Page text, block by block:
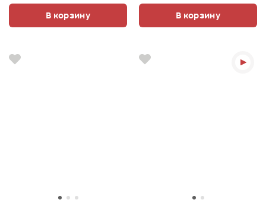
В корзину В корзину